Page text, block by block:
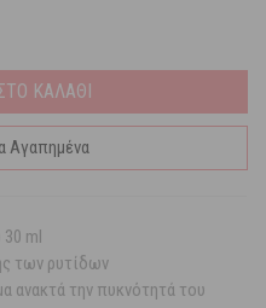
ΚΑΛΑΘΙ
Αγαπημένα
ml
των ρυτίδων
ανακτά την πυκνότητά του